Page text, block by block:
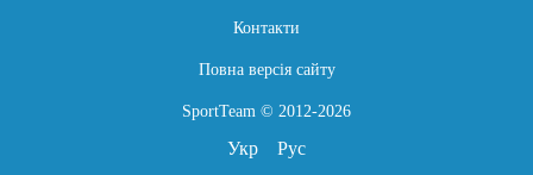
Контакти
Повна версія сайту
SportTeam © 2012-2026
Укр Рус